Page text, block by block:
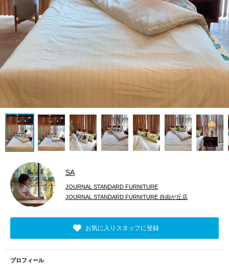
SA
JOURNAL STANDARD FURNITURE
JOURNAL STANDARD FURNITURE 自由が丘店
お気に入りスタッフに登録
プロフィール